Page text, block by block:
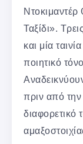
Ταξίδι».
και μία
ποιητικό
πριν από
διαφορετικό